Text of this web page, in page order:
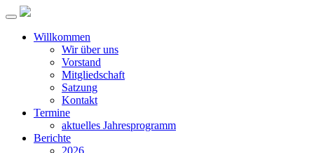
Willkommen
Wir über uns
Vorstand
Mitgliedschaft
Satzung
Kontakt
Termine
aktuelles Jahresprogramm
Berichte
2026